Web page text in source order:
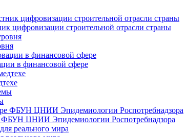
цифровизации строительной отрасли страны
в финансовой сфере
ФБУН ЦНИИ Эпидемиологии Роспотребнадзора